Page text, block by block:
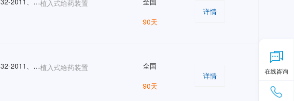
植入式给药装置
90天
详情
YY/T 0285、YY 0332-2011、YY/T 0586-2016、GB 15810-2019、GB/T 1962、GB 15811、GB/T 18457、YY 0881-2013、YY 4050.1、YY 0334-2002、GB/T 6682、GB/T 14233.1-2008、《中华人民共和国药典》植入式给药装置 全国
90天
详情 在线咨询